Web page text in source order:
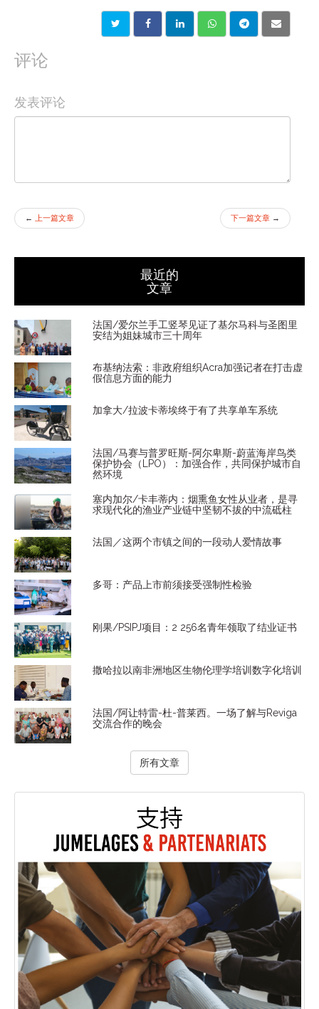
评论
发表评论
← 上一篇文章 下一篇文章 →
最近的
文章
法国/爱尔兰手工竖琴见证了基尔马科与圣图里
安结为姐妹城市三十周年
布基纳法索：非政府组织Acra加强记者在打击虚
假信息方面的能力
加拿大/拉波卡蒂埃终于有了共享单车系统
法国/马赛与普罗旺斯-阿尔卑斯-蔚蓝海岸鸟类
保护协会（LPO）：加强合作，共同保护城市自
然环境
塞内加尔/卡丰蒂内：烟熏鱼女性从业者，是寻
求现代化的渔业产业链中坚韧不拔的中流砥柱
法国／这两个市镇之间的一段动人爱情故事
多哥：产品上市前须接受强制性检验
刚果/PSIPJ项目：2 256名青年领取了结业证书
撒哈拉以南非洲地区生物伦理学培训数字化培训
法国/阿让特雷-杜-普莱西。一场了解与Reviga
交流合作的晚会
所有文章